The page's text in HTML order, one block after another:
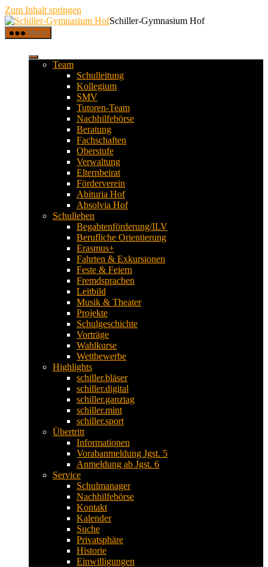
Zum Inhalt springen
Schiller-Gymnasium Hof
Menü
Team
Schulleitung
Kollegium
SMV
Tutoren-Team
Nachhilfebörse
Beratung
Fachschaften
Oberstufe
Verwaltung
Elternbeirat
Förderverein
Abituria Hof
Absolvia Hof
Schulleben
Begabtenförderung/ILV
Berufliche Orientierung
Erasmus+
Fahrten & Exkursionen
Feste & Feiern
Fremdsprachen
Leitbild
Musik & Theater
Projekte
Schulgeschichte
Vorträge
Wahlkurse
Wettbewerbe
Highlights
schiller.bläser
schiller.digital
schiller.ganztag
schiller.mint
schiller.sport
Übertritt
Informationen
Vorabanmeldung Jgst. 5
Anmeldung ab Jgst. 6
Service
Schulmanager
Nachhilfebörse
Kontakt
Kalender
Suche
Privatsphäre
Historie
Einwilligungen